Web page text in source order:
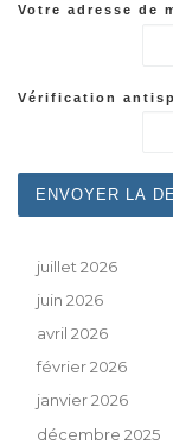
Votre adresse de
Vérification
juillet 2026
juin 2026
avril 2026
février 2026
janvier 2026
décembre 2025